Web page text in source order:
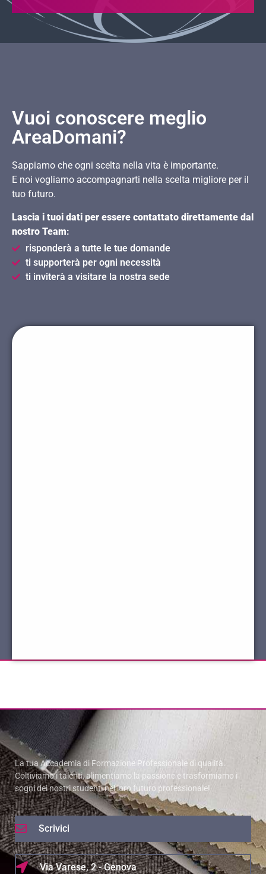
Vuoi conoscere meglio
AreaDomani?
Sappiamo che ogni scelta nella vita è importante.
E noi vogliamo accompagnarti nella scelta migliore per il
tuo futuro.
Lascia i tuoi dati per essere contattato direttamente dal
nostro Team:
risponderà a tutte le tue domande
ti supporterà per ogni necessità
ti inviterà a visitare la nostra sede
La tua Accademia di Formazione Professionale di qualità.
Coltiviamo i talenti, alimentiamo la passione e trasformiamo i
sogni dei nostri studenti nel loro futuro professionale!
Scrivici
Via Varese, 2 - Genova